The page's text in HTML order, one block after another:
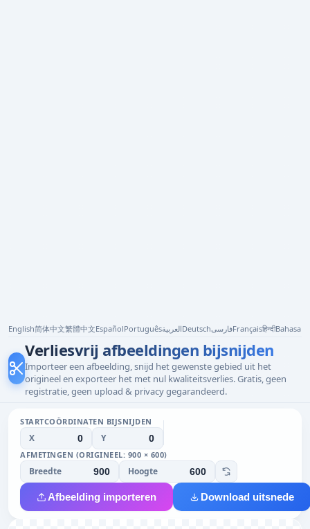
English简体中文繁體中文EspañolPortuguêsالعربيةDeutschفارسیFrançaisहिन्दीBahasa
Verliesvrij afbeeldingen bijsnijden
Importeer een afbeelding, snijd het gewenste gebied uit het
origineel en exporteer het met nul kwaliteitsverlies. Gratis, geen
registratie, geen upload & privacy gegarandeerd.
STARTCOÖRDINATEN BIJSNIJDEN
X Y
AFMETINGEN (ORIGINEEL: 900 × 600)
Breedte Hoogte
Afbeelding importeren Download uitsnede